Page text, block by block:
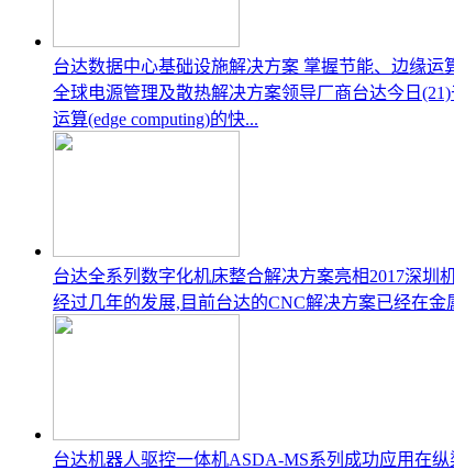
台达数据中心基础设施解决方案 掌握节能、边缘运
全球电源管理及散热解决方案领导厂商台达今日
运算(edge computing)的快...
台达全系列数字化机床整合解决方案亮相2017深圳
经过几年的发展,目前台达的CNC解决方案已经在
台达机器人驱控一体机ASDA-MS系列成功应用在